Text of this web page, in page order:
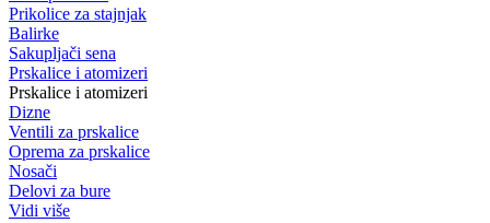
Prikolice za stajnjak
Balirke
Sakupljači sena
Prskalice i atomizeri
Prskalice i atomizeri
Dizne
Ventili za prskalice
Oprema za prskalice
Nosači
Delovi za bure
Vidi više